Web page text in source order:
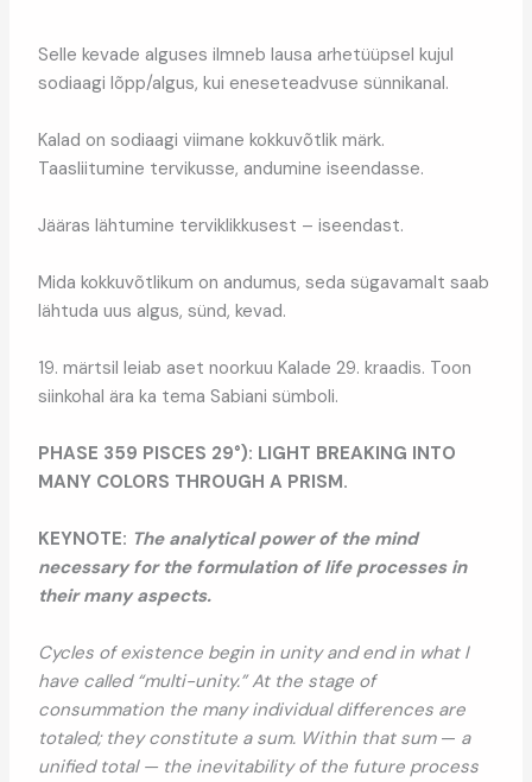
Selle kevade alguses ilmneb lausa arhetüüpsel kujul
sodiaagi lõpp/algus, kui eneseteadvuse sünnikanal.
Kalad on sodiaagi viimane kokkuvõtlik märk.
Taasliitumine tervikusse, andumine iseendasse.
Jääras lähtumine terviklikkusest – iseendast.
Mida kokkuvõtlikum on andumus, seda sügavamalt saab
lähtuda uus algus, sünd, kevad.
19. märtsil leiab aset noorkuu Kalade 29. kraadis. Toon
siinkohal ära ka tema Sabiani sümboli.
PHASE 359 PISCES 29°): LIGHT BREAKING INTO
MANY COLORS THROUGH A PRISM.
KEYNOTE: The analytical power of the mind
necessary for the formulation of life processes in
their many aspects.
Cycles of existence begin in unity and end in what I
have called “multi-unity.” At the stage of
consummation the many individual differences are
totaled; they constitute a sum. Within that sum— a
unified total — the inevitability of the future process